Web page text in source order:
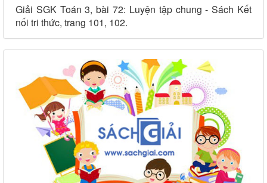
Giải SGK Toán 3, bài 72: Luyện tập chung - Sách Kết
nối tri thức, trang 101, 102.